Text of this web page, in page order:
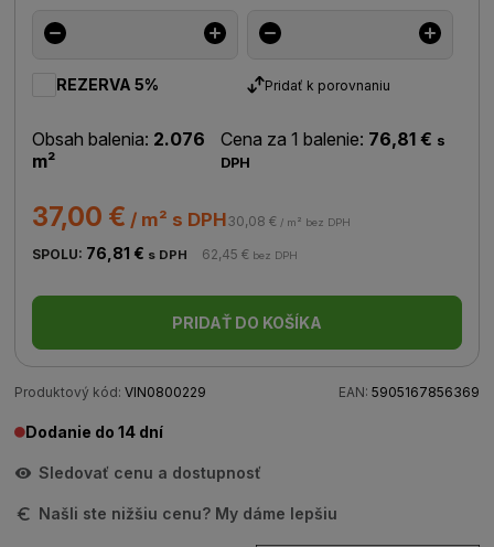
REZERVA 5% Pridať k porovnaniu
Obsah balenia: 2.076
m²
Cena za 1 balenie: 76,81 € s
DPH
37,00 € / m² s DPH30,08 € / m² bez DPH
SPOLU: 76,81 € s DPH 62,45 € bez DPH
PRIDAŤ DO KOŠÍKA
Produktový kód: VIN0800229 EAN: 5905167856369
Dodanie do 14 dní
Sledovať cenu a dostupnosť
Našli ste nižšiu cenu? My dáme lepšiu